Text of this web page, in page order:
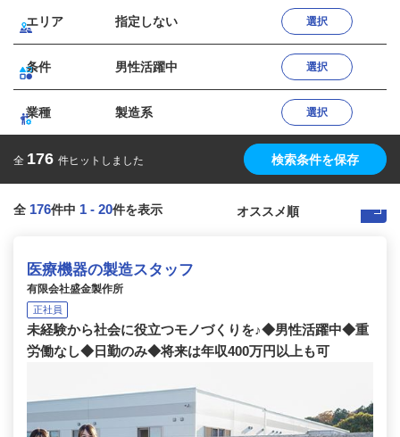
エリア 指定しない 選択
条件 男性活躍中 選択
業種 製造系 選択
全 176 件ヒットしました 検索条件を保存
全 176件中 1 - 20件を表示
医療機器の製造スタッフ
有限会社盛金製作所
正社員
未経験から社会に役立つモノづくりを♪◆男性活躍中◆重
労働なし◆日勤のみ◆将来は年収400万円以上も可